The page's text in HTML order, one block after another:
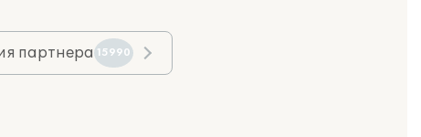
партнера 15990